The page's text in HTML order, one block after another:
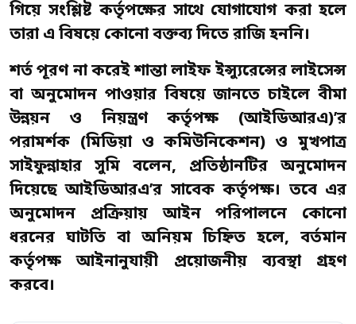
গিয়ে সংশ্লিষ্ট কর্তৃপক্ষের সাথে যোগাযোগ করা হলে
তারা এ বিষয়ে কোনো বক্তব্য দিতে রাজি হননি।
শর্ত পূরণ না করেই শান্তা লাইফ ইন্স্যুরেন্সের লাইসেন্স
বা অনুমোদন পাওয়ার বিষয়ে জানতে চাইলে বীমা
উন্নয়ন ও নিয়ন্ত্রণ কর্তৃপক্ষ (আইডিআরএ)’র
পরামর্শক (মিডিয়া ও কমিউনিকেশন) ও মুখপাত্র
সাইফুন্নাহার সুমি বলেন, প্রতিষ্ঠানটির অনুমোদন
দিয়েছে আইডিআরএ’র সাবেক কর্তৃপক্ষ। তবে এর
অনুমোদন প্রক্রিয়ায় আইন পরিপালনে কোনো
ধরনের ঘাটতি বা অনিয়ম চিহ্নিত হলে, বর্তমান
কর্তৃপক্ষ আইনানুযায়ী প্রয়োজনীয় ব্যবস্থা গ্রহণ
করবে।